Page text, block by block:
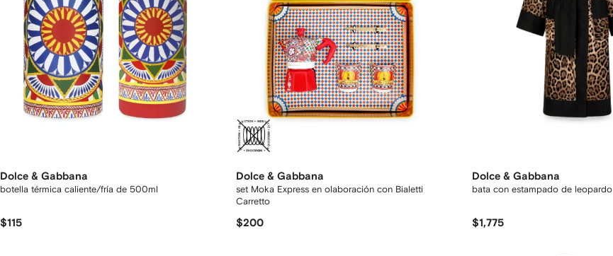
Dolce & Gabbana
botella térmica caliente/fría de 500ml
$115
Dolce & Gabbana
set Moka Express en olaboración con Bialetti
Carretto
$200
Dolce & Gabbana
bata con estampado de leopardo
$1,775